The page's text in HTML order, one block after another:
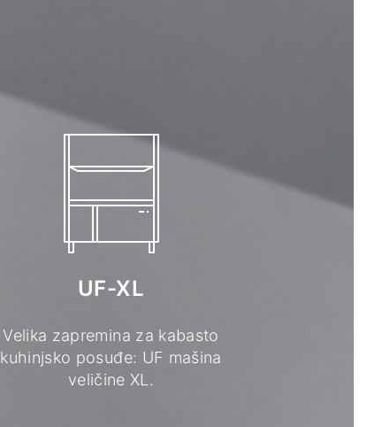
UF-XL
Velika zapremina za kabasto
kuhinjsko posuđe: UF mašina
veličine XL.